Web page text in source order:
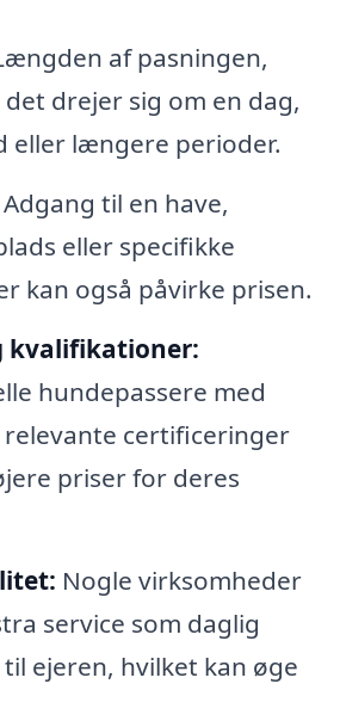
af pasningen,
drejer sig om en dag,
eller længere perioder.
Adgang til en have,
eller specifikke
kan også påvirke prisen.
kvalifikationer:
hundepassere med
certificeringer
priser for deres
Nogle virksomheder
service som daglig
ejeren, hvilket kan øge